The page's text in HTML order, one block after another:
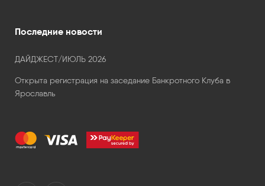
Последние новости
ДАЙДЖЕСТ/ИЮЛЬ 2026
Открыта регистрация на заседание Банкротного Клуба в
Ярославль